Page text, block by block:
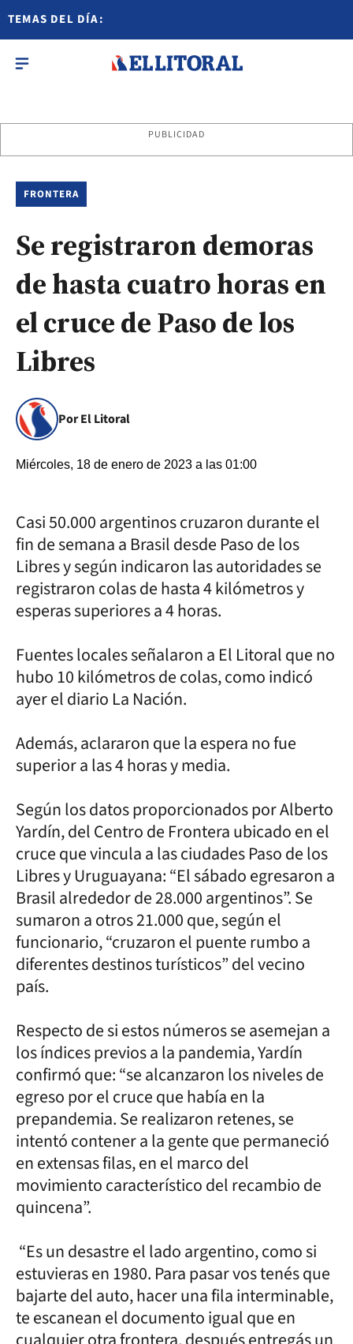
TEMAS DEL DÍA:
PUBLICIDAD
FRONTERA
Se registraron demoras
de hasta cuatro horas en
el cruce de Paso de los
Libres
Por El Litoral
Miércoles, 18 de enero de 2023 a las 01:00
Casi 50.000 argentinos cruzaron durante el
fin de semana a Brasil desde Paso de los
Libres y según indicaron las autoridades se
registraron colas de hasta 4 kilómetros y
esperas superiores a 4 horas.
Fuentes locales señalaron a El Litoral que no
hubo 10 kilómetros de colas, como indicó
ayer el diario La Nación.
Además, aclararon que la espera no fue
superior a las 4 horas y media.
Según los datos proporcionados por Alberto
Yardín, del Centro de Frontera ubicado en el
cruce que vincula a las ciudades Paso de los
Libres y Uruguayana: “El sábado egresaron a
Brasil alrededor de 28.000 argentinos”. Se
sumaron a otros 21.000 que, según el
funcionario, “cruzaron el puente rumbo a
diferentes destinos turísticos” del vecino
país.
Respecto de si estos números se asemejan a
los índices previos a la pandemia, Yardín
confirmó que: “se alcanzaron los niveles de
egreso por el cruce que había en la
prepandemia. Se realizaron retenes, se
intentó contener a la gente que permaneció
en extensas filas, en el marco del
movimiento característico del recambio de
quincena”.
“Es un desastre el lado argentino, como si
estuvieras en 1980. Para pasar vos tenés que
bajarte del auto, hacer una fila interminable,
te escanean el documento igual que en